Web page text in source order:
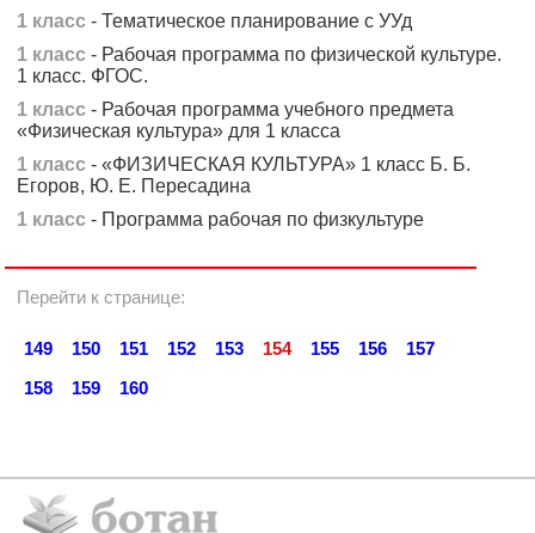
1 класс - Тематическое планирование с УУд
1 класс - Рабочая программа по физической культуре.
1 класс. ФГОС.
1 класс - Рабочая программа учебного предмета
«Физическая культура» для 1 класса
1 класс - «ФИЗИЧЕСКАЯ КУЛЬТУРА» 1 класс Б. Б.
Егоров, Ю. Е. Пересадина
1 класс - Программа рабочая по физкультуре
Перейти к странице:
149 150 151 152 153 154 155 156
157
158
159 160